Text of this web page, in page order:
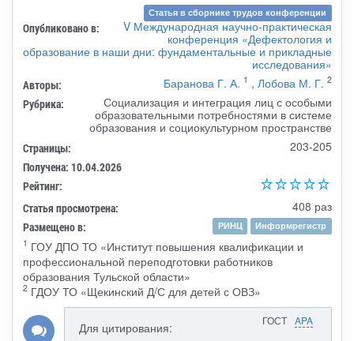
Статья в сборнике трудов конференции
Опубликовано в:
V Международная научно-практическая
конференция «Дефектология и
образование в наши дни: фундаментальные и прикладные
исследования»
Авторы: Баранова Г. А. 1 , Лобова М. Г. 2
Рубрика:
Социализация и интеграция лиц с особыми
образовательными потребностями в системе
образования и социокультурном пространстве
Страницы: 203-205
Получена: 10.04.2026
Рейтинг:
Статья просмотрена:
408 раз
Размещено в: РИНЦ
Информрегистр
1 ГОУ ДПО ТО «Институт повышения квалификации и
профессиональной переподготовки работников
образования Тульской области»
2ГДОУ ТО «Щекинский Д/С для детей с ОВЗ»
ГОСТ APA
Для цитирования: